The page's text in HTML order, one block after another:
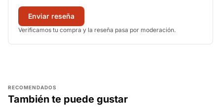
Enviar reseña
Verificamos tu compra y la reseña pasa por moderación.
RECOMENDADOS
También te puede gustar
AGREGAR AGREGAR